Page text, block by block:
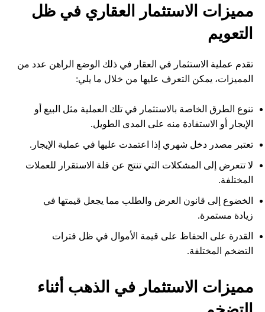
مميزات الاستثمار العقاري في ظل
التعويم
تقدم عملية الاستثمار في العقار في ذلك الوضع الراهن عدد من
المميزات، يمكن التعرف عليها من خلال ما يلي:
تنوع الطرق الخاصة بالاستثمار في تلك العملية مثل البيع أو
الإيجار أو الاستفادة منه على المدى الطويل.
تعتبر مصدر دخل شهري إذا اعتمدت عليها في عملية الإيجار.
لا تتعرض إلى المشكلات التي تنتج عن قلة الاستقرار للعملات
المختلفة.
الخضوع إلى قانون العرض والطلب مما يجعل قيمتها في
زيادة مستمرة.
القدرة على الحفاظ على قيمة الأموال في ظل فترات
التضخم المختلفة.
مميزات الاستثمار في الذهب أثناء